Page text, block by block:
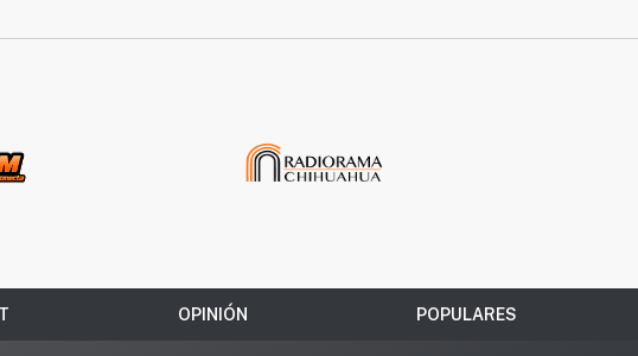
OPINIÓN POPULARES